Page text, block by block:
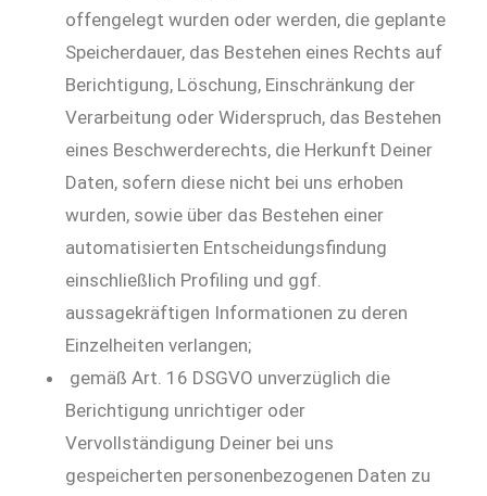
offengelegt wurden oder werden, die geplante
Speicherdauer, das Bestehen eines Rechts auf
Berichtigung, Löschung, Einschränkung der
Verarbeitung oder Widerspruch, das Bestehen
eines Beschwerderechts, die Herkunft Deiner
Daten, sofern diese nicht bei uns erhoben
wurden, sowie über das Bestehen einer
automatisierten Entscheidungsfindung
einschließlich Profiling und ggf.
aussagekräftigen Informationen zu deren
Einzelheiten verlangen;
gemäß Art. 16 DSGVO unverzüglich die
Berichtigung unrichtiger oder
Vervollständigung Deiner bei uns
gespeicherten personenbezogenen Daten zu